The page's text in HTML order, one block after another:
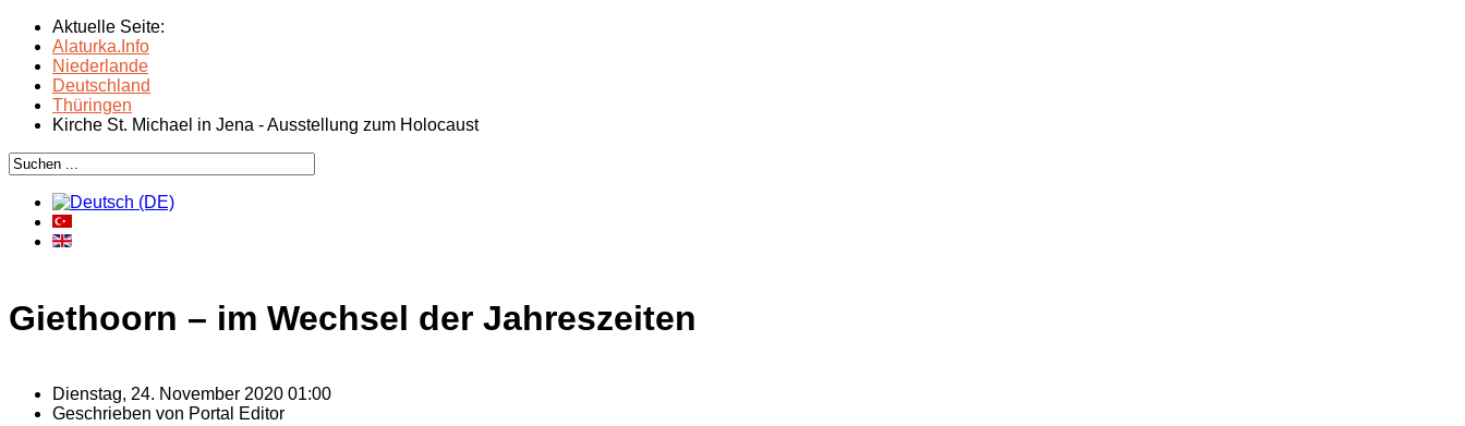
Aktuelle Seite:
Alaturka.Info
Niederlande
Deutschland
Thüringen
Kirche St. Michael in Jena - Ausstellung zum Holocaust
Giethoorn – im Wechsel der Jahreszeiten
Dienstag, 24. November 2020 01:00
Geschrieben von Portal Editor